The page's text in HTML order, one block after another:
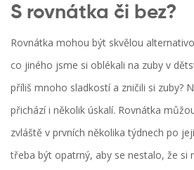
S rovnátka či bez?
Rovnátka mohou být skvělou
co jiného jsme si oblékali na zuby v
příliš mnoho sladkostí a zničili si zuby?
přichází i několik úskalí. Rovnátka
zvláště v prvních několika týdnech po
třeba být opatrný, aby se nestalo, že si